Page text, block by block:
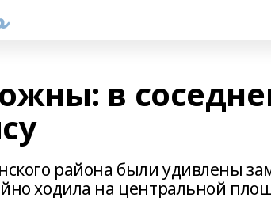
в
района были удивлены
ходила на центральной